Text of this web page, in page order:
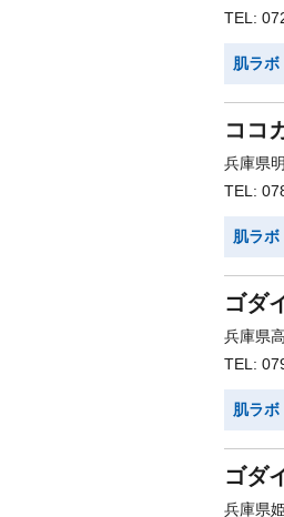
TEL:
肌ラ
ココ
兵庫県
TEL:
肌ラ
ゴダ
兵庫県
TEL:
肌ラ
ゴダ
兵庫県